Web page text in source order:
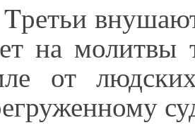
на молитвы
от